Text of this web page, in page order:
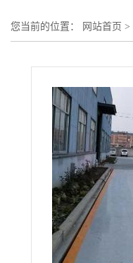
您当前的位置： 网站首页 >